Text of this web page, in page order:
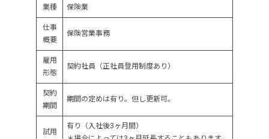
業種 保険業
仕事
概要
保険営業事務
雇用
形態
契約社員（正社員登用制度あり）
契約
期間
期間の定めは有り。但し更新可。
試用
有り（入社後3ヶ月間）